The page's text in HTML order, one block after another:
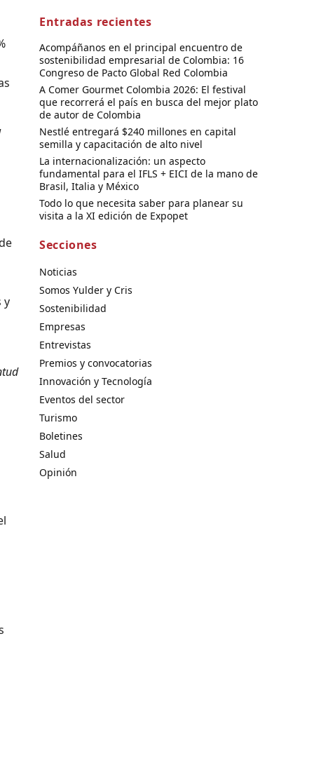
y
Entradas recientes
Acompáñanos en el principal encuentro de
sostenibilidad empresarial de Colombia: 16
Congreso de Pacto Global Red Colombia
A Comer Gourmet Colombia 2026: El festival
que recorrerá el país en busca del mejor plato
de autor de Colombia
Nestlé entregará $240 millones en capital
semilla y capacitación de alto nivel
La internacionalización: un aspecto
fundamental para el IFLS + EICI de la mano de
Brasil, Italia y México
Todo lo que necesita saber para planear su
visita a la XI edición de Expopet
Secciones
Noticias
Somos Yulder y Cris
Sostenibilidad
Empresas
Entrevistas
Premios y convocatorias
Innovación y Tecnología
Eventos del sector
Turismo
Boletines
Salud
Opinión